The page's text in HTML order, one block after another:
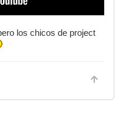
los chicos de project